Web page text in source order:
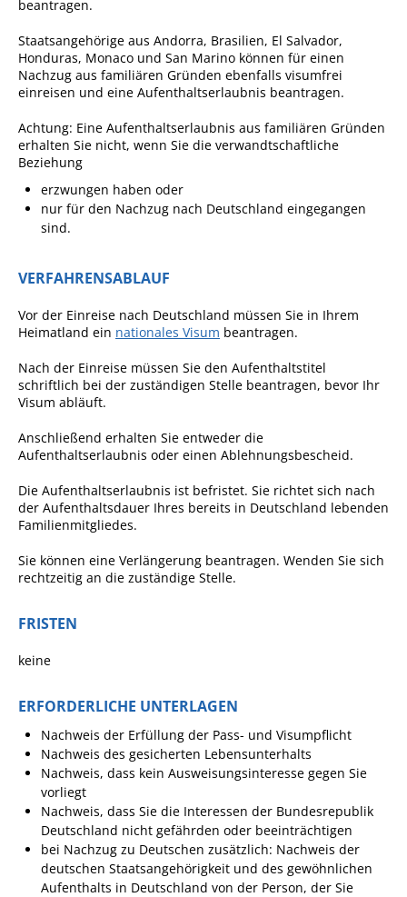
Kerngeschichten
RADKultur in
Gemmrigheim
Angebote für Senioren
Partnerschaft Trigono-
Orestiada
Geschichte
MEIN GEMMRIGHEIM
Gemmrigheim
Markungsputzete
Lesepaten gesucht!
Paten für Baum- und
Krabbelgruppe
Kinderkleidermarkt
Dorfflohmarkt
Fan-Shop
beantragen.
Staatsangehörige aus Andorra, Brasilien, El Salvador,
Honduras, Monaco und San Marino können für einen
Nachzug aus familiären Gründen ebenfalls visumfrei
einreisen und eine Aufenthaltserlaubnis beantragen.
Achtung: Eine Aufenthaltserlaubnis aus familiären Gründen
erhalten Sie nicht, wenn Sie die verwandtschaftliche
Beziehung
erzwungen haben oder
nur für den Nachzug nach Deutschland eingegangen
sind.
VERFAHRENSABLAUF
Vor der Einreise nach Deutschland müssen Sie in Ihrem
Heimatland ein nationales Visum beantragen.
Nach der Einreise müssen Sie den Aufenthaltstitel
schriftlich bei der zuständigen Stelle beantragen, bevor Ihr
Visum abläuft.
Anschließend erhalten Sie entweder die
Aufenthaltserlaubnis oder einen Ablehnungsbescheid.
Die Aufenthaltserlaubnis ist befristet. Sie richtet sich nach
der Aufenthaltsdauer Ihres bereits in Deutschland lebenden
Familienmitgliedes.
Sie können eine Verlängerung beantragen. Wenden Sie sich
rechtzeitig an die zuständige Stelle.
FRISTEN
keine
ERFORDERLICHE UNTERLAGEN
Nachweis der Erfüllung der Pass- und Visumpflicht
Nachweis des gesicherten Lebensunterhalts
Nachweis, dass kein Ausweisungsinteresse gegen Sie
vorliegt
Nachweis, dass Sie die Interessen der Bundesrepublik
Deutschland nicht gefährden oder beeinträchtigen
bei Nachzug zu Deutschen zusätzlich: Nachweis der
deutschen Staatsangehörigkeit und des gewöhnlichen
Aufenthalts in Deutschland von der Person, der Sie